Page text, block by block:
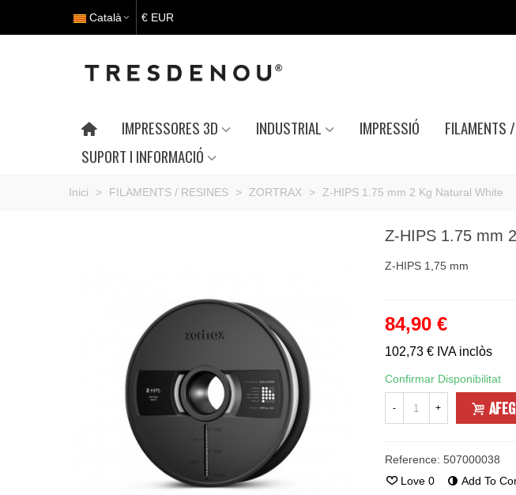
Català € EUR
IMPRESSORES 3D INDUSTRIAL IMPRESSIÓ FILAMENTS
SUPORT I INFORMACIÓ
Inici > FILAMENTS / RESINES > ZORTRAX > Z-HIPS 1.75 mm 2 Kg Natural White
Z-HIPS 1.75 mm
Z-HIPS 1,75 mm
84,90 €
102,73 € IVA inclòs
Confirmar Disponibilitat
- +
Reference: 507000038
Love 0 Add To